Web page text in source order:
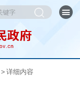
> 详细内容